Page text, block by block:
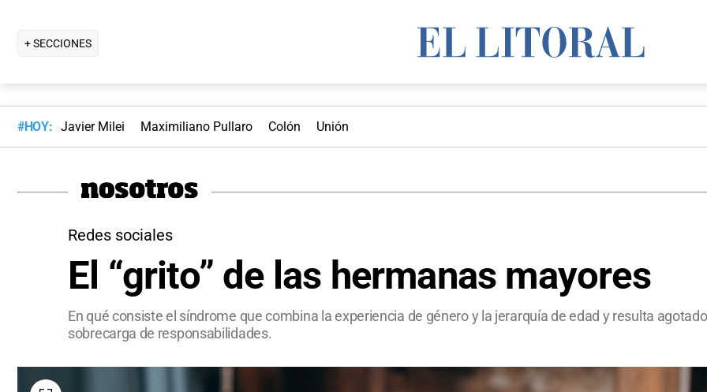
+ SECCIONES
#HOY: Javier Milei Maximiliano Pullaro Colón Unión
Redes sociales
El “grito” de las hermanas mayores
En qué consiste el síndrome que combina la experiencia de género y la jerarquía de edad y resulta
sobrecarga de responsabilidades.